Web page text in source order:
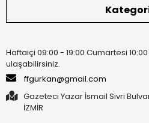
Haftaiçi 09:00 - 19:00 Cumartesi
ulaşabilirsiniz.
ffgurkan@gmail.com
Gazeteci Yazar İsmail Sivri
İZMİR